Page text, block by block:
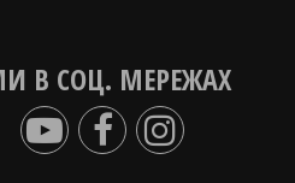
В СОЦ. МЕРЕЖАХ